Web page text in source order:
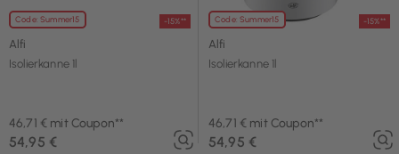
Code: Summer15 -15%**
Alfi
Isolierkanne 1l
46,71 € mit Coupon**
54,95 €
Code: Summer15 -15%**
Alfi
Isolierkanne 1l
46,71 € mit Coupon**
54,95 €